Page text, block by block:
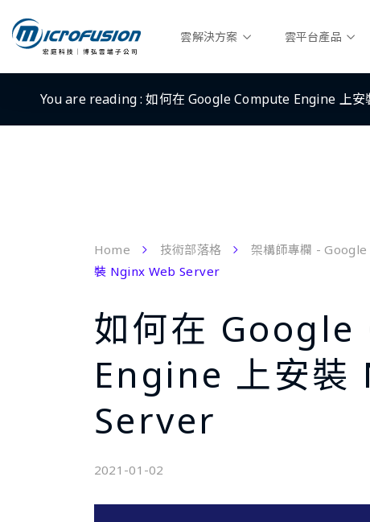
雲解決方案 雲平台產品
You are reading :如何在 Google Compute Engine 上
Home 技術部落格 架構師專欄 - Google
裝 Nginx Web Server
如何在
Engine 上安裝
Server
2021-01-02